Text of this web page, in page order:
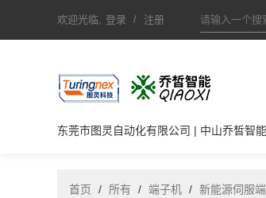
欢迎光临, 登录 / 注册
东莞市图灵自动化有限公司 | 中山乔皙智
首页 / 所有 / 端子机 / 新能源伺服